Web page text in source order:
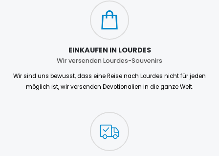
EINKAUFEN IN LOURDES
Wir versenden Lourdes-Souvenirs
Wir sind uns bewusst, dass eine Reise nach Lourdes nicht für jeden
möglich ist, wir versenden Devotionalien in die ganze Welt.